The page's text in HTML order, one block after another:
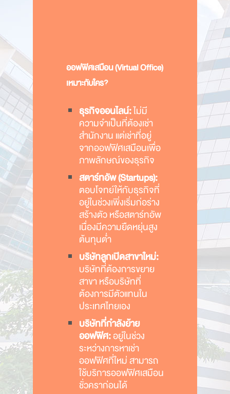
ออฟฟิศเสมือน (Virtual Office)
เหมาะกับใคร?
ธุรกิจออนไลน์:ไม่มี
ความจำเป็นที่ต้องเช่า
สำนักงาน แต่เช่าที่อยู่
จากออฟฟิศเสมือนเพื่อ
ภาพลักษณ์ของธุรกิจ
สตาร์ทอัพ (Startups):
ตอบโจทย์ให้กับธุรกิจที่
อยู่ในช่วงเพิ่งเริ่มก่อร่าง
สร้างตัว หรือสตาร์ทอัพ
เนื่องมีความยืดหยุ่นสูง
ต้นทุนต่ำ
บริษัทลูกเปิดสาขาใหม่:
บริษัทที่ต้องการขยาย
สาขา หรือบริษัทที่
ต้องการมีตัวแทนใน
ประเทศไทยเอง
บริษัทที่กำลังย้าย
ออฟฟิศ:อยู่ในช่วง
ระหว่างการหาเช่า
ออฟฟิศที่ใหม่ สามารถ
ใช้บริการออฟฟิศเสมือน
ชั่วคราก่อนได้